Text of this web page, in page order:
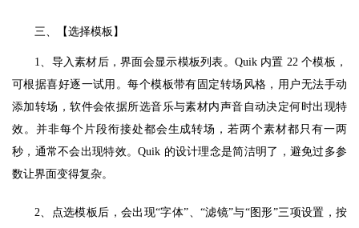
三、【选择模板】
1、导入素材后，界面会显示模板列表。Quik 内置 22 个模板，
可根据喜好逐一试用。每个模板带有固定转场风格，用户无法手动
添加转场，软件会依据所选音乐与素材内声音自动决定何时出现特
效。并非每个片段衔接处都会生成转场，若两个素材都只有一两
秒，通常不会出现特效。Quik 的设计理念是简洁明了，避免过多参
数让界面变得复杂。
2、点选模板后，会出现“字体”、“滤镜”与“图形”三项设置，按